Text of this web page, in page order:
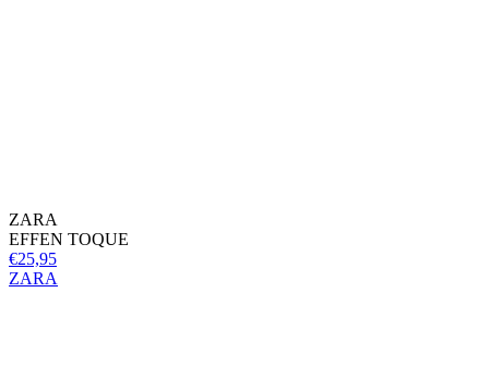
ZARA
EFFEN TOQUE
€25,95
ZARA